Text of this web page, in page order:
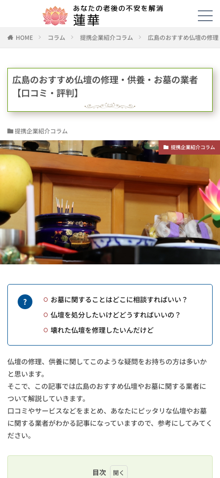
HOME コラム 提携企業紹介コラム 広島のおすすめ仏壇の修
広島のおすすめ仏壇の修理・供養・お墓の業者
【口コミ・評判】
提携企業紹介コラム
提携企業紹介コラム
お墓に関することはどこに相談すればいい？
仏壇を処分したいけどどうすればいいの？
壊れた仏壇を修理したいんだけど
仏壇の修理、供養に関してこのような疑問をお持ちの方は多いか
と思います。
そこで、この記事では広島のおすすめ仏壇やお墓に関する業者に
ついて解説していきます。
口コミやサービスなどをまとめ、あなたにピッタリな仏壇やお墓
に関する業者がわかる記事になっていますので、参考にしてみてく
ださい。
目次